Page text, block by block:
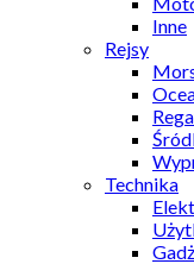
Inne
Rejsy
Technika